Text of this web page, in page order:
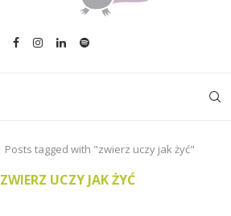
Posts tagged with "zwierz uczy jak żyć"
ZWIERZ UCZY JAK ŻYĆ